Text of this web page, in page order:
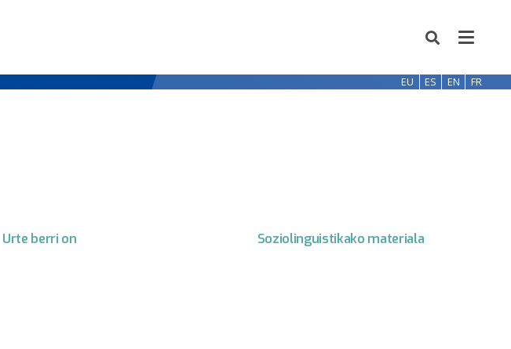
EU ES EN FR
Urte berri on Soziolinguistikako materiala